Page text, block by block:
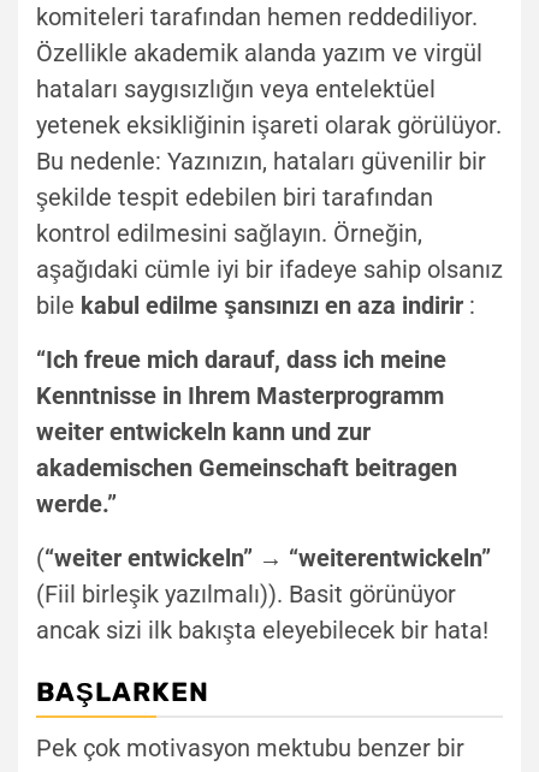
komiteleri tarafından hemen reddediliyor.
Özellikle akademik alanda yazım ve virgül
hataları saygısızlığın veya entelektüel
yetenek eksikliğinin işareti olarak görülüyor.
Bu nedenle: Yazınızın, hataları güvenilir bir
şekilde tespit edebilen biri tarafından
kontrol edilmesini sağlayın. Örneğin,
aşağıdaki cümle iyi bir ifadeye sahip olsanız
bile kabul edilme şansınızı en aza indirir :
“Ich freue mich darauf, dass ich meine
Kenntnisse in Ihrem Masterprogramm
weiter entwickeln kann und zur
akademischen Gemeinschaft beitragen
werde.”
(“weiter entwickeln” → “weiterentwickeln”
(Fiil birleşik yazılmalı)). Basit görünüyor
ancak sizi ilk bakışta eleyebilecek bir hata!
BAŞLARKEN
Pek çok motivasyon mektubu benzer bir